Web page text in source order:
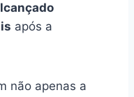
após a
não apenas a